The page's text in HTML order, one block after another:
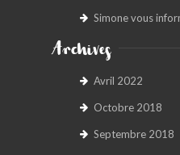
Simone vous
Archives
Avril 2022
Octobre 2018
Septembre 2018